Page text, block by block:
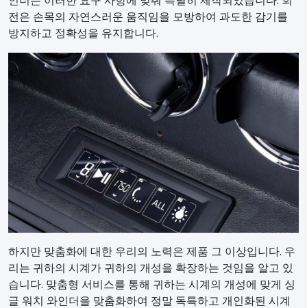
전은 손목의 자연스러운 움직임을 모방하여 과도한 감기를
방지하고 정확성을 유지합니다.
하지만 맞춤화에 대한 우리의 노력은 제품 그 이상입니다. 우
리는 귀하의 시계가 귀하의 개성을 확장하는 것임을 알고 있
습니다. 맞춤형 서비스를 통해 귀하는 시계의 개성에 맞게 싱
글 워치 와인더을 맞춤화하여 정말 독특하고 개인화된 시계